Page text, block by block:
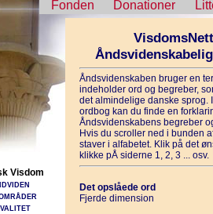
Fonden Donationer
Visdom
Åndsvidenskaben bruger en
indeholder ord og begreber,
det almindelige danske sprog.
ordbog kan du finde en
Åndsvidenskabens begreber
Hvis du scroller ned i bunden
staver i alfabetet. Klik på det
klikke pÅ siderne 1, 2, 3 ... osv.
Det opslåede ord
Fjerde dimension